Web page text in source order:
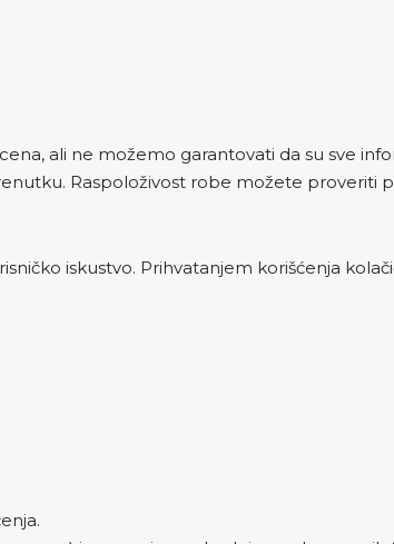
ali ne možemo garantovati da su sve
Raspoloživost robe možete proveriti
iskustvo. Prihvatanjem korišćenja